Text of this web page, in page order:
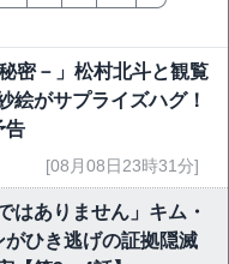
密－」松村北斗と観覧
絵がサプライズハグ！
告
[08月08日23時31分]
はありません」キム・
ひき逃げの証拠隠滅